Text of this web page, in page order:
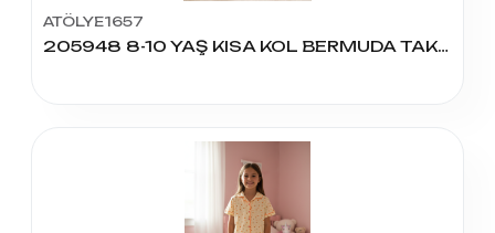
ATÖLYE1657
205948 8-10 YAŞ KISA KOL BERMUDA TAKIM